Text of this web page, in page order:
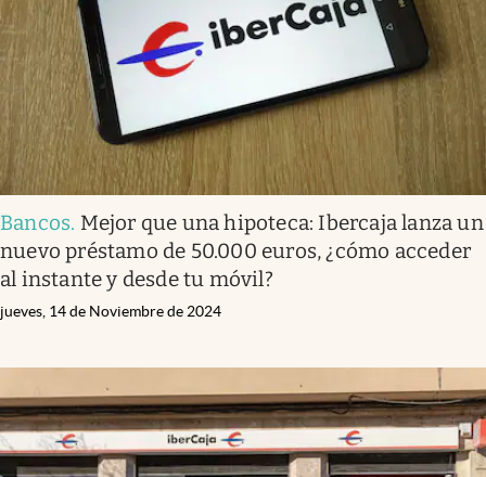
Bancos. Mejor que una hipoteca: Ibercaja lanza un
nuevo préstamo de 50.000 euros, ¿cómo acceder
al instante y desde tu móvil?
jueves, 14 de Noviembre de 2024